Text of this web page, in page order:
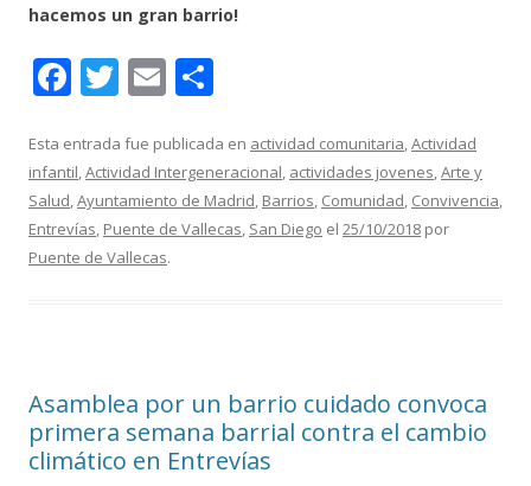
hacemos un gran barrio!
F
e
b
o
o
T
itt
er
E
ai
l
m
p
ar
Esta entrada fue publicada en actividad comunitaria,Actividad
infantil,Actividad Intergeneracional, actividades jovenes,Arte y
Salud,Ayuntamiento de Madrid, Barrios, Comunidad, Convivencia,
Entrevías, Puente de Vallecas, San Diego el 25/10/2018 por
Puente de Vallecas.
Asamblea por un barrio cuidado convoca
primera semana barrial contra el cambio
climático en Entrevías